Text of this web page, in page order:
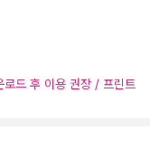
로드 후 이용 권장 / 프린트